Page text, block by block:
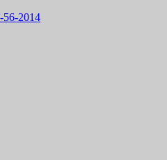
56-2014